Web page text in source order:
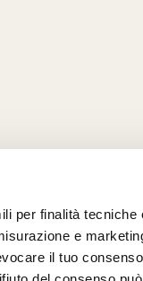
per finalità tecniche
e
il tuo